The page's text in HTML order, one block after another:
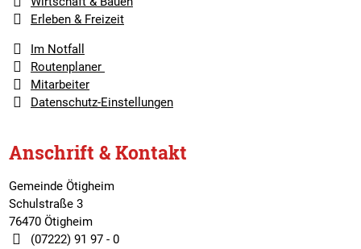
Erleben & Freizeit
Im Notfall
Routenplaner
Mitarbeiter
Datenschutz-Einstellungen
Anschrift & Kontakt
Gemeinde Ötigheim
Schulstraße 3
76470 Ötigheim
(07222) 91 97 - 0